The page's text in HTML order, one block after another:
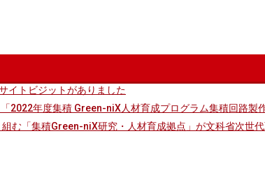
イトビジットがありました
2022年度集積 Green-niX人材育成プログラム集積回路製
む「集積Green-niX研究・人材育成拠点」が文科省次世